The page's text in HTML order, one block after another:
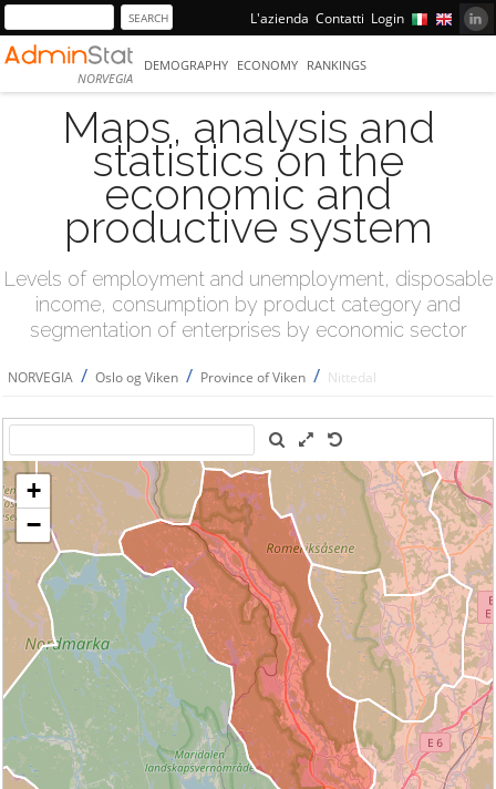
L'azienda Contatti Login
NORVEGIA
DEMOGRAPHY ECONOMY RANKINGS
Maps, analysis and
statistics on the
economic and
productive system
Levels of employment and unemployment, disposable
income, consumption by product category and
segmentation of enterprises by economic sector
NORVEGIA / Oslo og Viken / Province of Viken / Nittedal